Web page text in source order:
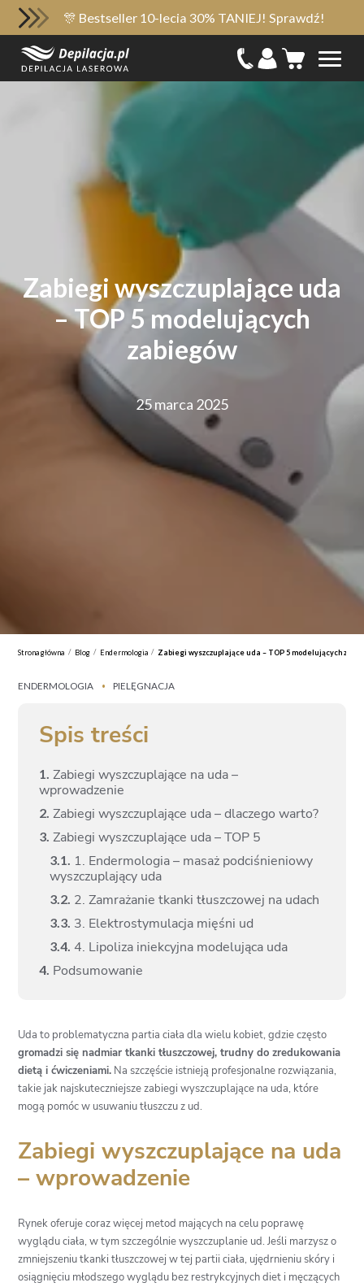
🎊 Bestseller 10-lecia 30% TANIEJ! Sprawdź!
Zabiegi wyszczuplające uda
– TOP 5 modelujących
zabiegów
25 marca 2025
Strona główna / Blog / Endermologia / Zabiegi wyszczuplające uda – TOP 5 modelujących
ENDERMOLOGIA • PIELĘGNACJA
Spis treści
1.
Zabiegi wyszczuplające na uda –
wprowadzenie
2. Zabiegi wyszczuplające uda – dlaczego warto?
3. Zabiegi wyszczuplające uda – TOP 5
3. 1.
1. Endermologia – masaż podciśnieniowy
wyszczuplający uda
3. 2. 2. Zamrażanie tkanki tłuszczowej na udach
3. 3. 3. Elektrostymulacja mięśni ud
3.4. 4. Lipoliza iniekcyjna modelująca uda
4. Podsumowanie
Uda to problematyczna partia ciała dla wielu kobiet, gdzie często
gromadzi się nadmiar tkanki tłuszczowej, trudny do zredukowania
dietą i ćwiczeniami. Na szczęście istnieją profesjonalne rozwiązania,
takie jak najskuteczniejsze zabiegi wyszczuplające na uda, które
mogą pomóc w usuwaniu tłuszczu z ud.
Zabiegi wyszczuplające na uda
– wprowadzenie
Rynek oferuje coraz więcej metod mających na celu poprawę
wyglądu ciała, w tym szczególnie wyszczuplanie ud. Jeśli marzysz o
zmniejszeniu tkanki tłuszczowej w tej partii ciała, ujędrnieniu skóry i
osiągnięciu młodszego wyglądu bez restrykcyjnych diet i męczących